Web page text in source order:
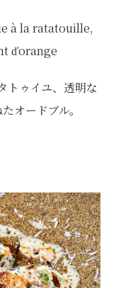
à la ratatouille,
ďorange
トゥイユ、透明な
オードブル。